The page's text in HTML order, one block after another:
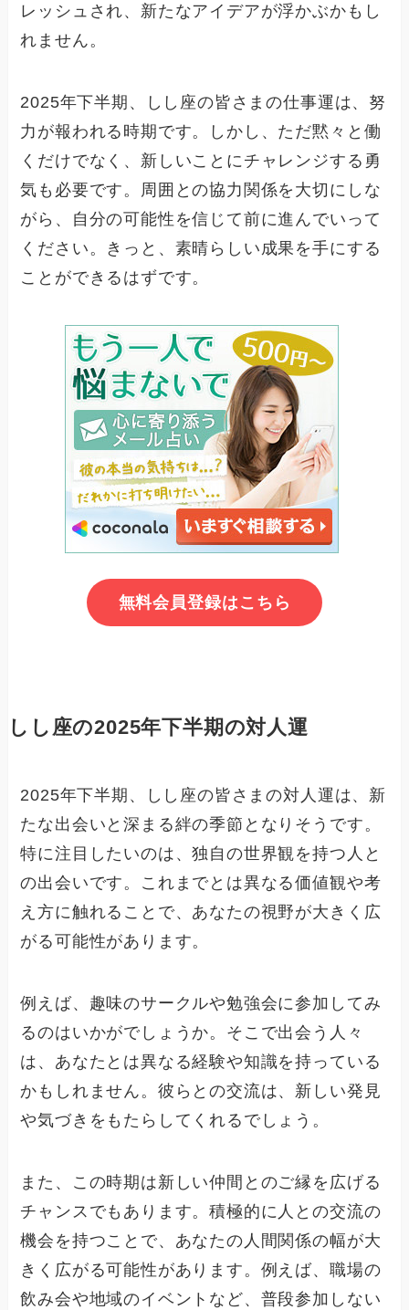
レッシュされ、新たなアイデアが浮かぶかもし
れません。
2025年下半期、しし座の皆さまの仕事運は、努
力が報われる時期です。しかし、ただ黙々と働
くだけでなく、新しいことにチャレンジする勇
気も必要です。周囲との協力関係を大切にしな
がら、自分の可能性を信じて前に進んでいって
ください。きっと、素晴らしい成果を手にする
ことができるはずです。
無料会員登録はこちら
しし座の2025年下半期の対人運
2025年下半期、しし座の皆さまの対人運は、新
たな出会いと深まる絆の季節となりそうです。
特に注目したいのは、独自の世界観を持つ人と
の出会いです。これまでとは異なる価値観や考
え方に触れることで、あなたの視野が大きく広
がる可能性があります。
例えば、趣味のサークルや勉強会に参加してみ
るのはいかがでしょうか。そこで出会う人々
は、あなたとは異なる経験や知識を持っている
かもしれません。彼らとの交流は、新しい発見
や気づきをもたらしてくれるでしょう。
また、この時期は新しい仲間とのご縁を広げる
チャンスでもあります。積極的に人との交流の
機会を持つことで、あなたの人間関係の幅が大
きく広がる可能性があります。例えば、職場の
飲み会や地域のイベントなど、普段参加しない